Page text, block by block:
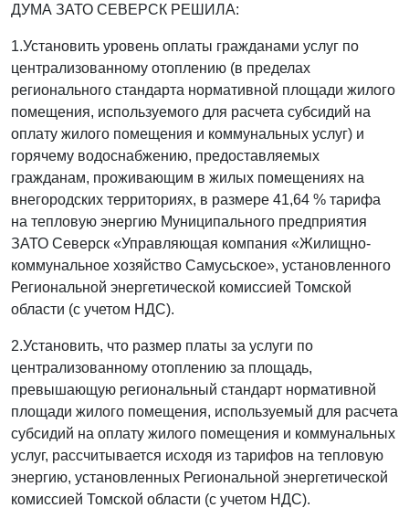
ДУМА ЗАТО СЕВЕРСК РЕШИЛА:
1.Установить уровень оплаты гражданами услуг по
централизованному отоплению (в пределах
регионального стандарта нормативной площади жилого
помещения, используемого для расчета субсидий на
оплату жилого помещения и коммунальных услуг) и
горячему водоснабжению, предоставляемых
гражданам, проживающим в жилых помещениях на
внегородских территориях, в размере 41,64 % тарифа
на тепловую энергию Муниципального предприятия
ЗАТО Северск «Управляющая компания «Жилищно-
коммунальное хозяйство Самусьское», установленного
Региональной энергетической комиссией Томской
области (с учетом НДС).
2.Установить, что размер платы за услуги по
централизованному отоплению за площадь,
превышающую региональный стандарт нормативной
площади жилого помещения, используемый для расчета
субсидий на оплату жилого помещения и коммунальных
услуг, рассчитывается исходя из тарифов на тепловую
энергию, установленных Региональной энергетической
комиссией Томской области (с учетом НДС).